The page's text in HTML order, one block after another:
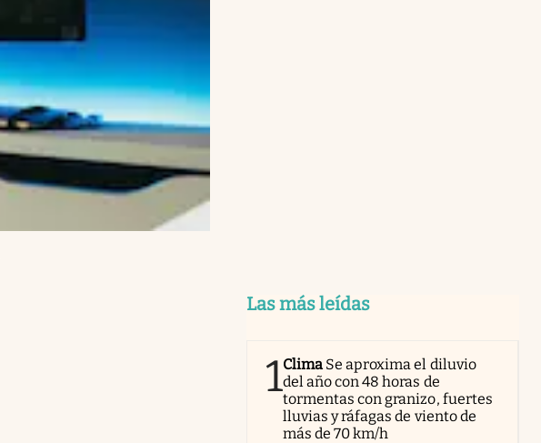
Las más leídas
1Clima Se aproxima el diluvio
del año con 48 horas de
tormentas con granizo, fuertes
lluvias y ráfagas de viento de
más de 70 km/h